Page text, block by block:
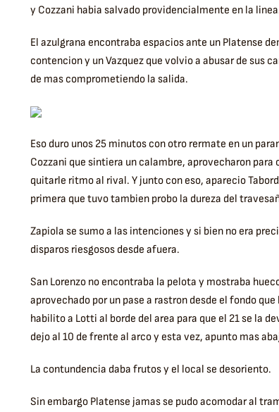
y Cozzani habia salvado providencialmente en la
El azulgrana encontraba espacios ante un Platense
contencion y un Vazquez que volvio a abusar de sus
de mas comprometiendo la salida.
Eso duro unos 25 minutos con otro rermate en un
Cozzani que sintiera un calambre, aprovecharon para
quitarle ritmo al rival. Y junto con eso, aparecio
primera que tuvo tambien probo la dureza del
Zapiola se sumo a las intenciones y si bien no era
disparos riesgosos desde afuera.
San Lorenzo no encontraba la pelota y mostraba
aprovechado por un pase a rastron desde el fondo
habilito a Lotti al borde del area para que el 21 se la
dejo al 10 de frente al arco y esta vez, apunto mas
La contundencia daba frutos y el local se desoriento.
Sin embargo Platense jamas se pudo acomodar al